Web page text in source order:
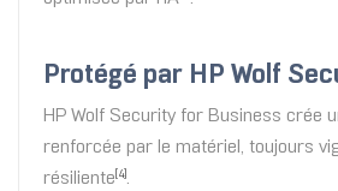
Protégé par HP Wolf
HP Wolf Security for Business crée
renforcée par le matériel, toujours
résiliente [4]